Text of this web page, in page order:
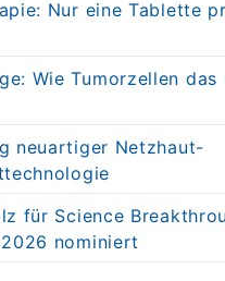
Nur eine Tablette
Wie Tumorzellen das
neuartiger Netzhaut-
für Science
nominiert